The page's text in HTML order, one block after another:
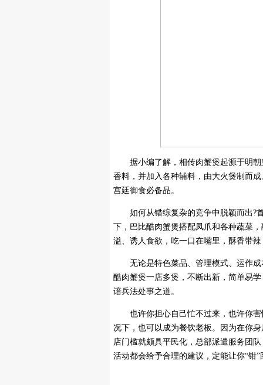
据小编了解，相传肉蟹煲起源于明朝
香料，并加入各种辅料，由大火煲制而
宫廷御食必备品。
如何从错综复杂的竞争中脱颖而出?首
下，巴比酷肉蟹煲搭配凤爪和各种蔬菜
溢、诱人食欲，吃一口在嘴里，酥香带
无论是特色菜品、管理模式、运作成
酷肉蟹煲一店多煲，不断出新，简单易
谙兵法处事之道。
也许你担心自己忙不过来，也许你害
况下，也可以成为餐饮老板。因为在你
店门槛就颇具平民化，总部派遣服务团
活动都会给予合理的建议，定能让你“钳